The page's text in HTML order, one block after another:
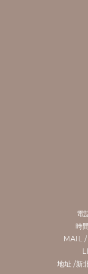
電
時
MAIL
地址 /新